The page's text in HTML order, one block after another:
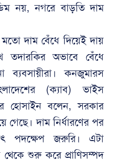
নয়, নগরে বাড়তি দাম
দাম বেঁধে দিয়েই দায়
তদারকির অভাবে বেঁধে
ব্যবসায়ীরা। কনজুমারস
(ক্যাব) ভাইস
হোসাইন বলেন, সরকার
গেছে। দাম নির্ধারণের পর
পদক্ষেপ জরুরি। এটা
থেকে শুরু করে প্রাণিসম্পদ